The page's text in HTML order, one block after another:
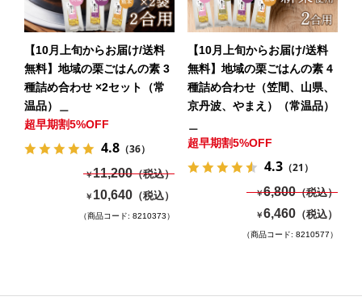
【10月上旬からお届け/送料
無料】地域の栗ごはんの素 3
種詰め合わせ ×2セット（常
温品）＿
超早期割5%OFF
4.8（36）
￥11,200（税込）
￥ 10,640 （税込）
（商品コード: 8210373）
【10月上旬からお届け/送料
無料】地域の栗ごはんの素 4
種詰め合わせ（笠間、山県、
京丹波、やまえ）（常温品）
超早期割5%OFF
4.3（21）
￥6,800（税込）
￥6,460 （税込）
（商品コード: 8210577）